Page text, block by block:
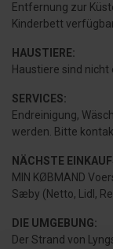
Entfernung zur
Kinderbett
HAUSTIERE:
Haustiere sind nicht
SERVICES:
Endreinigung,
werden. Bitte
NÄCHSTE
MIN KØBMAND
Sæby (Netto, Lidl,
DIE UMGEBUNG:
Der Strand von